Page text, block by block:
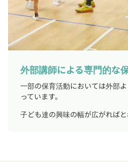
外部講師による専門的な
一部の保育活動においては外部
っています。
子ども達の興味の幅が広がればと